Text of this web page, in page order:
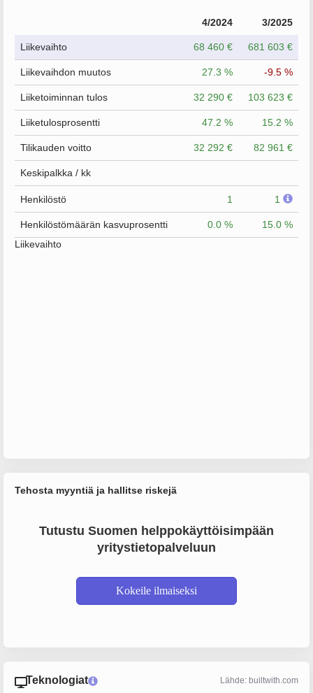
4/2024 3/2025
Liikevaihto 68 460 € 681 603 €
Liikevaihdon muutos 27.3 % -9.5 %
Liiketoiminnan tulos 32 290 € 103 623 €
Liiketulosprosentti 47.2 % 15.2 %
Tilikauden voitto 32 292 € 82 961 €
Keskipalkka / kk
Henkilöstö 1 1
Henkilöstömäärän kasvuprosentti 0.0 %
15.0 %
Liikevaihto
Tehosta myyntiä ja hallitse riskejä
Tutustu Suomen helppokäyttöisimpään
yritystietopalveluun
Kokeile ilmaiseksi
Teknologiat Lähde: builtwith.com